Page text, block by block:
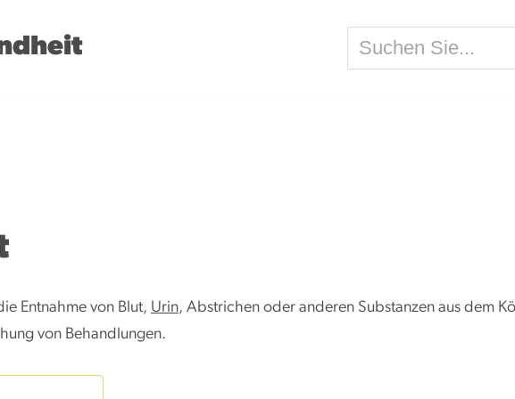
Entnahme von Blut, Urin, Abstrichen oder anderen Substanzen aus dem
von Behandlungen.